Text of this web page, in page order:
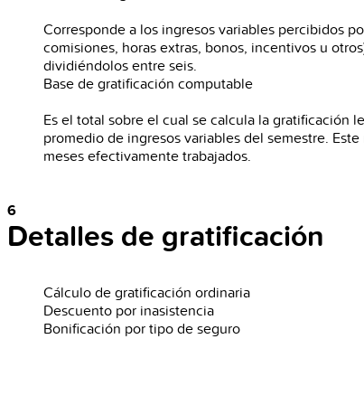
Corresponde a los ingresos variables percibidos
comisiones, horas extras, bonos, incentivos u
dividiéndolos entre seis.
Base de gratificación computable
Es el total sobre el cual se calcula la gratificación
promedio de ingresos variables del semestre.
meses efectivamente trabajados.
6
Detalles de gratificación
Cálculo de gratificación ordinaria
Descuento por inasistencia
Bonificación por tipo de seguro